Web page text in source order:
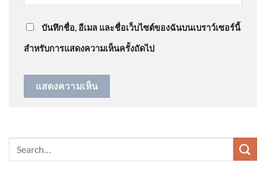
@NidBeagleonด่วน โดนบูลลี่ตอนเด็ก ชกเลืoดกบปาก ​:
สมัยนี้ มันเลวร้ายกว…
บันทึกชื่อ, อีเมล และชื่อเว็บไซต์ของฉันบนเบราว์เซอร์นี้
สำหรับการแสดงความเห็นครั้งถัดไป